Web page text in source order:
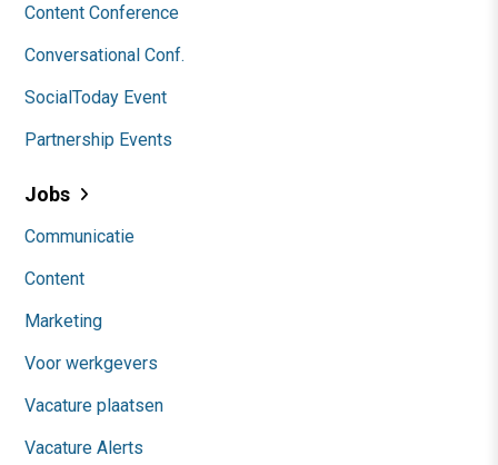
Content Conference
Conversational Conf.
SocialToday Event
Partnership Events
Jobs
Communicatie
Content
Marketing
Voor werkgevers
Vacature plaatsen
Vacature Alerts